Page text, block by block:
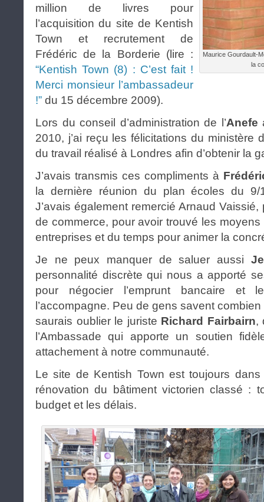
Maurice Gourdault-
la
million de livres pour
l’acquisition du site de Kentish
Town et recrutement de
Frédéric de la Borderie (lire :
“Kentish Town (8) : C’est fait !
Merci monsieur l’ambassadeur
!” du 15 décembre 2009).
Lors du conseil d’administration de l’Anefe
2010, j’ai reçu les félicitations du ministère
du travail réalisé à Londres afin d’obtenir la
J’avais transmis ces compliments à
la dernière réunion du plan écoles du 9/
J’avais également remercié Arnaud
de commerce, pour avoir trouvé les
entreprises et du temps pour animer la
Je ne peux manquer de saluer aussi
personnalité discrète qui nous a apporté
pour négocier l’emprunt bancaire et
l’accompagne. Peu de gens savent
saurais oublier le juriste Richard Fairbairn,
l’Ambassade qui apporte un soutien
attachement à notre communauté.
Le site de Kentish Town est toujours
rénovation du bâtiment victorien classé :
budget et les délais.